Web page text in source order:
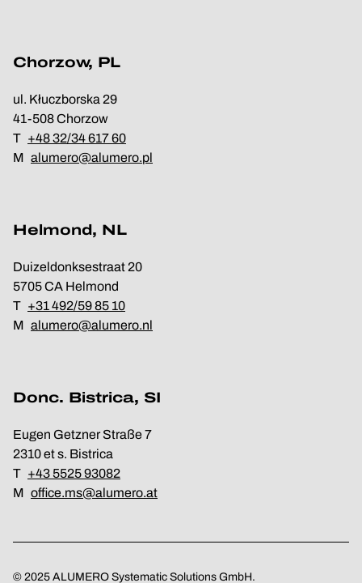
Chorzow, PL
ul. Kłuczborska 29
41-508 Chorzow
T +48 32/34 617 60
M alumero@alumero.pl
Helmond, NL
Duizeldonksestraat 20
5705 CA Helmond
T +31 492/59 85 10
M alumero@alumero.nl
Donc. Bistrica, SI
Eugen Getzner Straße 7
2310 et s. Bistrica
T +43 5525 93082
M office.ms@alumero.at
© 2025 ALUMERO Systematic Solutions GmbH.